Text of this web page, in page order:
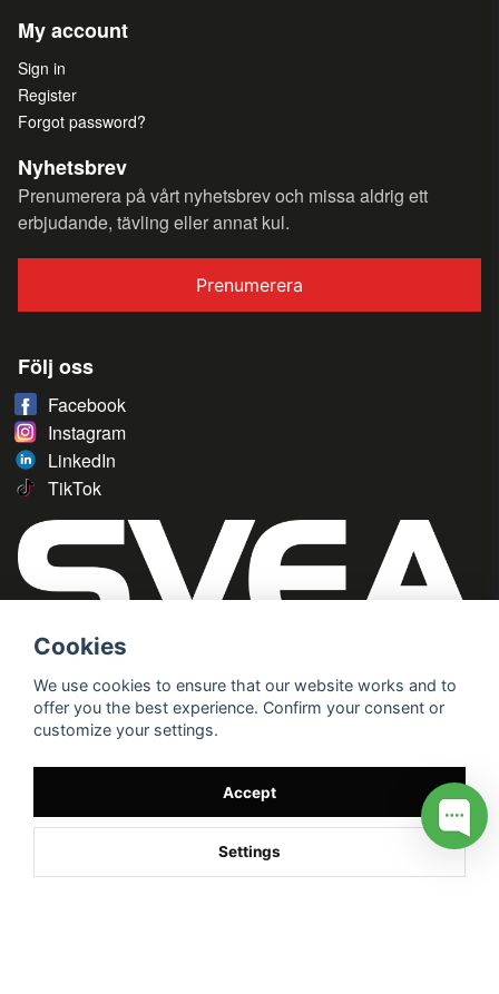
My account
Sign in
Register
Forgot password?
Nyhetsbrev
Prenumerera på vårt nyhetsbrev och missa aldrig ett
erbjudande, tävling eller annat kul.
Prenumerera
Följ oss
Facebook
Instagram
LinkedIn
TikTok
Cookies
We use cookies to ensure that our website works and to
offer you the best experience. Confirm your consent or
customize your settings.
Accept
Settings